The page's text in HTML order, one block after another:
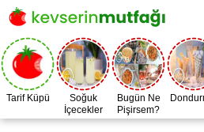
Tarif Küpü
Soğuk
İçecekler
Bugün Ne
Pişirsem?